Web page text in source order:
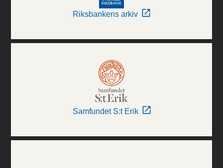
Riksbankens arkiv
Samfundet S:t Erik